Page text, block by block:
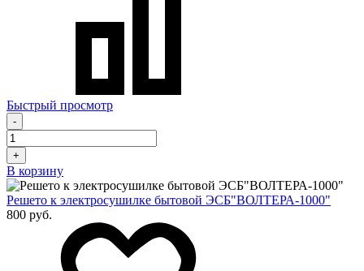
Быстрый просмотр
-
+
В корзину
Решето к электросушилке бытовой ЭСБ"ВОЛТЕРА-1000"
800 руб.